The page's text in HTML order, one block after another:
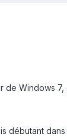
de Windows
débutant